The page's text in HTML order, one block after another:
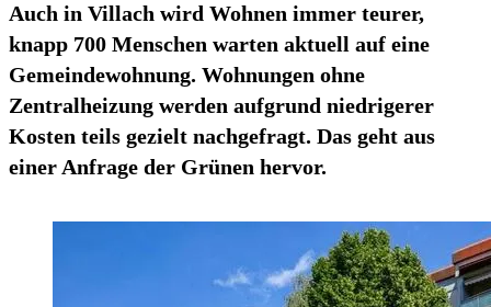
Auch in Villach wird Wohnen immer teurer,
knapp 700 Menschen warten aktuell auf eine
Gemeindewohnung. Wohnungen ohne
Zentralheizung werden aufgrund niedrigerer
Kosten teils gezielt nachgefragt. Das geht aus
einer Anfrage der Grünen hervor.